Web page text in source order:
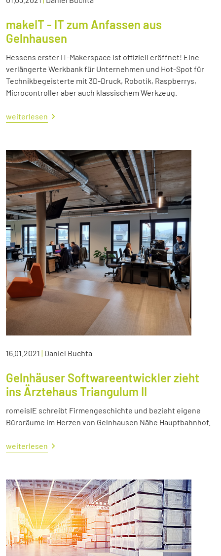
makeIT - IT zum Anfassen aus
Gelnhausen
Hessens erster IT-Makerspace ist offiziell eröffnet! Eine
verlängerte Werkbank für Unternehmen und Hot-Spot für
Technikbegeisterte mit 3D-Druck, Robotik, Raspberrys,
Microcontroller aber auch klassischem Werkzeug.
weiterlesen
16.01.2021 | Daniel Buchta
Gelnhäuser Softwareentwickler zieht
ins Ärztehaus Triangulum II
romeisIE schreibt Firmengeschichte und bezieht eigene
Büroräume im Herzen von Gelnhausen Nähe Hauptbahnhof.
weiterlesen